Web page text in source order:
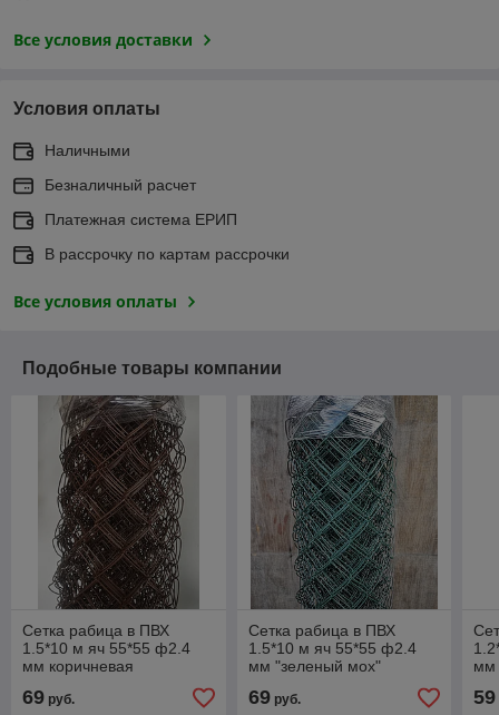
Все условия доставки
Условия оплаты
Наличными
Безналичный расчет
Платежная система ЕРИП
В рассрочку по картам рассрочки
Все условия оплаты
Подобные товары компании
Сетка рабица в ПВХ
1.5*10 м яч 55*55 ф2.4
мм коричневая
69 руб.
Сетка рабица в ПВХ
1.5*10 м яч 55*55 ф2.4
мм "зеленый мох"
69руб.
мм
59